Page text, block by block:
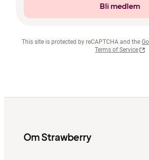
Bli medlem
This site is protected by reCAPTCHA and the
Terms of Service
Om Strawberry